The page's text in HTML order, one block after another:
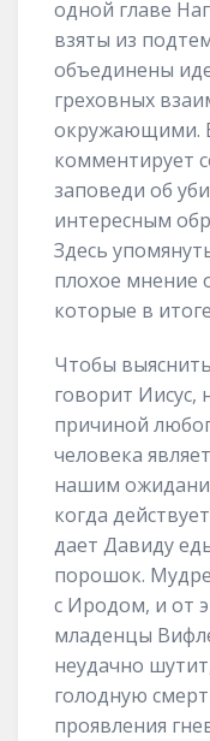
одной главе
взяты из
объединены
греховных
окружающими.
комментирует
заповеди об
интересным
Здесь
плохое мнение
которые в
Чтобы
говорит Иисус,
причиной
человека
нашим
когда
дает Давиду
порошок.
с Иродом, и от
младенцы
неудачно
голодную
проявления